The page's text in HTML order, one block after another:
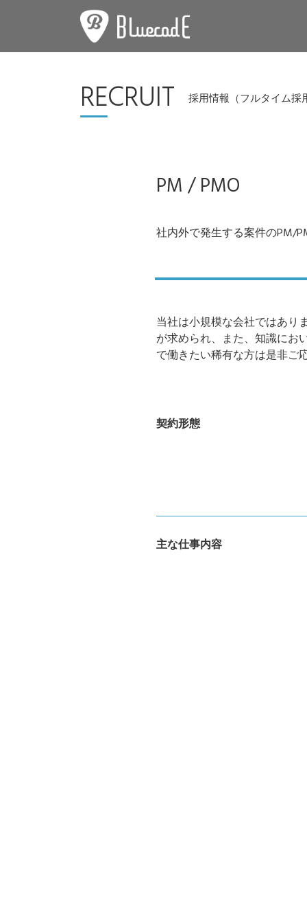
RECRUIT 採用情報（フルタイム採
PM / PMO
社内外で発生する案件のPM/
当社は小規模な会社ではあり
が求められ、また、知識にお
で働きたい稀有な方は是非ご
契約形態
主な仕事内容